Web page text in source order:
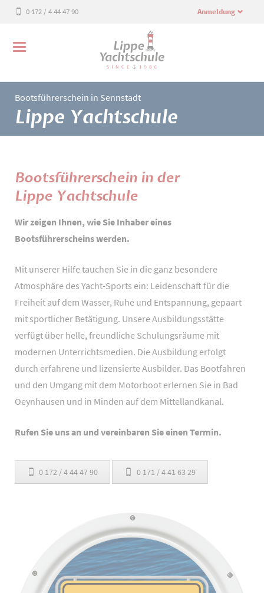
0 172 / 4 44 47 90 Anmeldung
Bootsführerschein in Sennstadt
Lippe Yachtschule
Bootsführerschein in der
Lippe Yachtschule
Wir zeigen Ihnen, wie Sie Inhaber eines
Bootsführerscheins werden.
Mit unserer Hilfe tauchen Sie in die ganz besondere
Atmosphäre des Yacht-Sports ein: Leidenschaft für die
Freiheit auf dem Wasser, Ruhe und Entspannung, gepaart
mit sportlicher Betätigung. Unsere Ausbildungsstätte
verfügt über helle, freundliche Schulungsräume mit
modernen Unterrichtsmedien. Die Ausbildung erfolgt
durch erfahrene und lizensierte Ausbilder. Das Bootfahren
und den Umgang mit dem Motorboot erlernen Sie in Bad
Oeynhausen und in Minden auf dem Mittellandkanal.
Rufen Sie uns an und vereinbaren Sie einen Termin.
0 172 / 4 44 47 90 0 171 / 4 41 63 29